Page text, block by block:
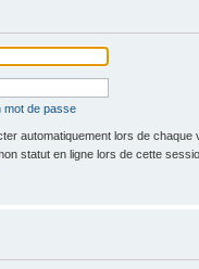
mot de passe
automatiquement lors de chaque
statut en ligne lors de cette